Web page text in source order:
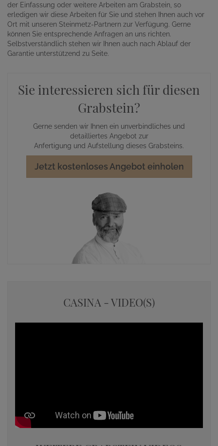
der Einfassung oder weitere Arbeiten am Grabstein, so
erledigen wir diese Arbeiten für Sie und stehen Ihnen auch vor
Ort mit unseren Steinmetz-Partnern zur Verfügung. Gerne
können Sie entsprechende Anfragen an uns richten.
Selbstverständlich stehen wir Ihnen auch nach Ablauf der
Garantie unterstützend zu Seite.
Sie interessieren sich für diesen
Grabstein?
Gerne senden wir Ihnen ein unverbindliches und
detailliertes Angebot zur
Anfertigung und Aufstellung dieses Grabsteins.
Jetzt kostenloses Angebot einholen
CASINA - VIDEO(S)